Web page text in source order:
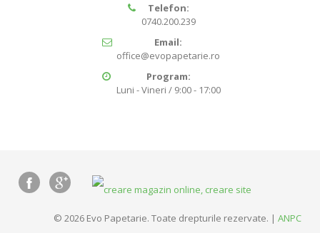
Telefon:
0740.200.239
Email:
office@evopapetarie.ro
Program:
Luni - Vineri / 9:00 - 17:00
© 2026 Evo Papetarie. Toate drepturile rezervate. | ANPC